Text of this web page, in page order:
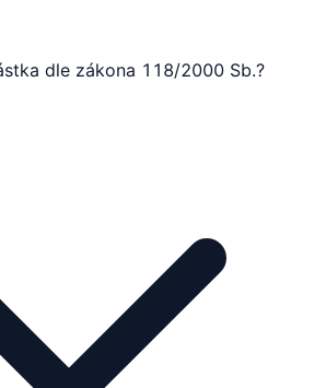
dle zákona 118/2000 Sb.?